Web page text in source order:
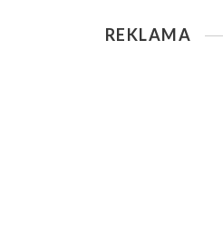
REKLAMA